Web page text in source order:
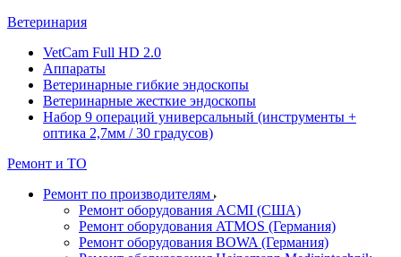
Ветеринария
VetCam Full HD 2.0
Аппараты
Ветеринарные гибкие эндоскопы
Ветеринарные жесткие эндоскопы
Набор 9 операций универсальный (инструменты +
оптика 2,7мм / 30 градусов)
Ремонт и ТО
Ремонт по производителям
Ремонт оборудования ACMI (США)
Ремонт оборудования ATMOS (Германия)
Ремонт оборудования BOWA (Германия)